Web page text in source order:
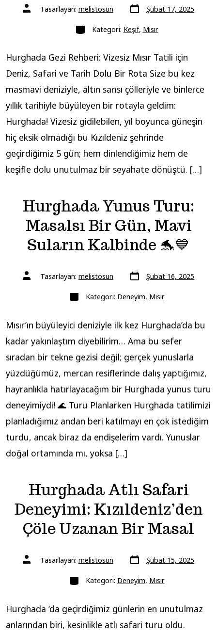
Yazının
yazarı Tasarlayan: melistosun Yazı
tarihi
Şubat 17, 2025
KategorilerKategori: Keşif, Mısır
Hurghada Gezi Rehberi: Vizesiz Mısır Tatili için
Deniz, Safari ve Tarih Dolu Bir Rota Size bu kez
masmavi deniziyle, altın sarısı çölleriyle ve binlerce
yıllık tarihiyle büyüleyen bir rotayla geldim:
Hurghada! Vizesiz gidilebilen, yıl boyunca güneşin
hiç eksik olmadığı bu Kızıldeniz şehrinde
geçirdiğimiz 5 gün; hem dinlendiğimiz hem de
keşifle dolu unutulmaz bir seyahate dönüştü. […]
Hurghada Yunus Turu:
Masalsı Bir Gün, Mavi
Suların Kalbinde 🐬💙
Yazının
yazarı Tasarlayan: melistosun Yazı
tarihi
Şubat 16, 2025
Kategoriler
Kategori: Deneyim, Mısır
Mısır’ın büyüleyici deniziyle ilk kez Hurghada’da bu
kadar yakınlaştım diyebilirim… Ama bu sefer
sıradan bir tekne gezisi değil; gerçek yunuslarla
yüzdüğümüz, mercan resiflerinde dalış yaptığımız,
hayranlıkla hatırlayacağım bir Hurghada yunus turu
deneyimiydi! 🌊 Turu Planlarken Hurghada tatilimizi
planladığımız andan beri katılmayı en çok istediğim
turdu, ancak biraz da endişelerim vardı. Yunuslar
doğal ortamında mı, yoksa […]
Hurghada Atlı Safari
Deneyimi: Kızıldeniz’den
Çöle Uzanan Bir Masal
Yazının
yazarı Tasarlayan: melistosun Yazı
tarihi
Şubat 15, 2025
Kategoriler
Kategori: Deneyim, Mısır
Hurghada ’da geçirdiğimiz günlerin en unutulmaz
anlarından biri, kesinlikle atlı safari turu oldu.